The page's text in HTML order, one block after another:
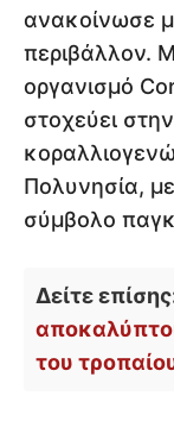
ανακοίνωσε
περιβάλλον.
οργανισμό
στοχεύει
Πολυνησία,
σύμβολο
Δείτε
του